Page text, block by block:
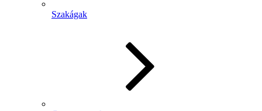
Szakágak